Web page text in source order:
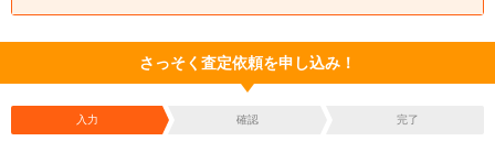
さっそく査定依頼を申し込み！
入力 確認 完了